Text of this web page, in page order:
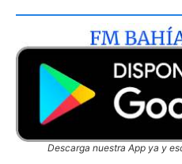
Descarga nuestra App ya y